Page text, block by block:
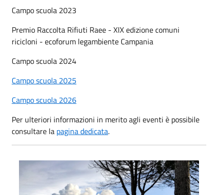
Campo scuola 2023
Premio Raccolta Rifiuti Raee - XIX edizione comuni
ricicloni - ecoforum legambiente Campania
Campo scuola 2024
Campo scuola 2025
Campo scuola 2026
Per ulteriori informazioni in merito agli eventi è possibile
consultare la pagina dedicata.
Punto Panoramico Toppa